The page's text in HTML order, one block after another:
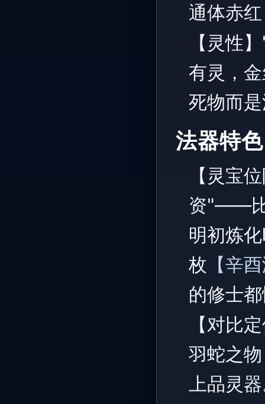
通体赤
【灵性
有灵，
死物而
法器特色
【灵宝
资"——比
明初炼
枚 【辛
的修士
【对比
羽蛇之
上品灵